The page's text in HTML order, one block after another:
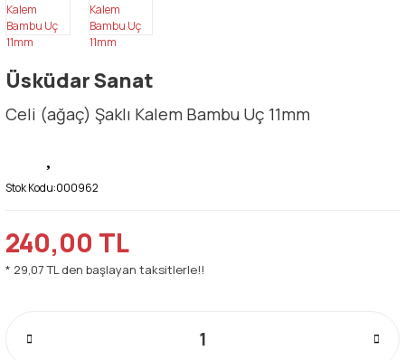
Üsküdar Sanat
Celi (ağaç) Şaklı Kalem Bambu Uç 11mm
Stok Kodu:000962
240,00 TL
* 29,07 TL den başlayan taksitlerle!!